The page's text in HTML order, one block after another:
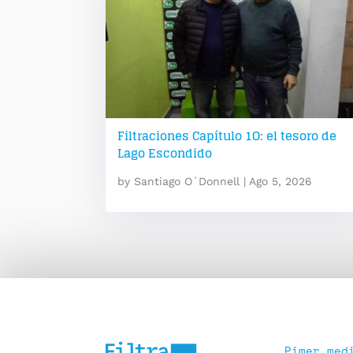
Filtraciones Capítulo 1O: el tesoro de
Lago Escondido
by Santiago O´Donnell | Ago 5, 2026